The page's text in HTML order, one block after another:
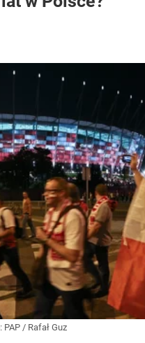
PAP / Rafał Guz